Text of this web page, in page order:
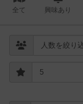
全て 興味あり